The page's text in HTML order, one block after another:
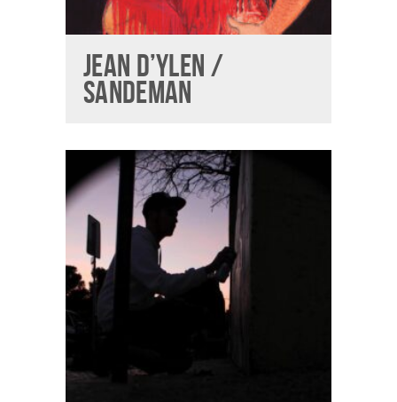
JEAN D’YLEN /
SANDEMAN